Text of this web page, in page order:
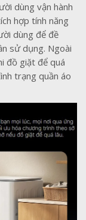
dùng vận hành
hợp tính năng
dùng để đề
sử dụng. Ngoài
đồ giặt để quá
trạng quần áo